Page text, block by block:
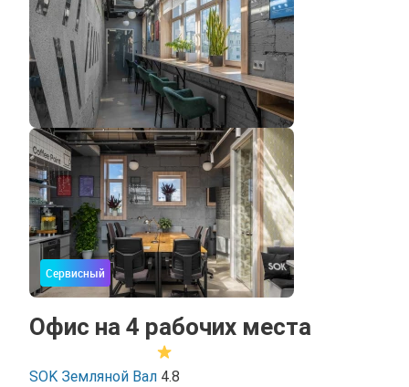
Сервисный
Офис на 4 рабочих места
SOK Земляной Вал 4.8